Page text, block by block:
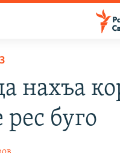
нахъа
рес буго